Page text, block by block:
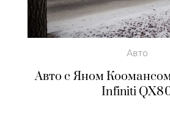
Авто
Авто с Яном
Infiniti